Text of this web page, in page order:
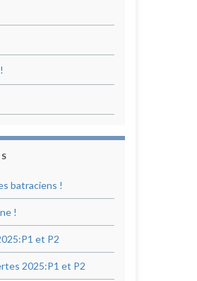
batraciens !
!
et P2
2025:P1 et P2